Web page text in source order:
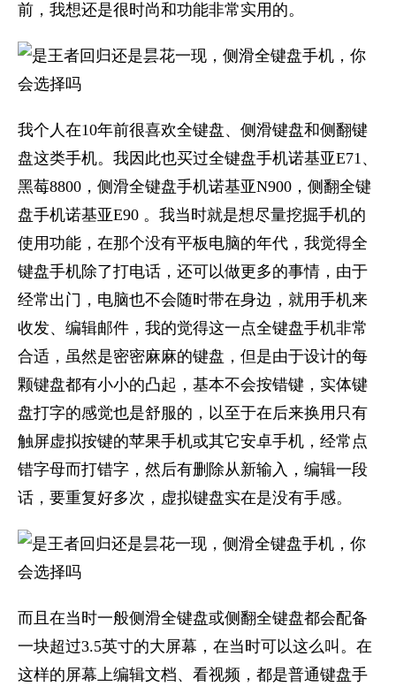
前，我想还是很时尚和功能非常实用的。
我个人在10年前很喜欢全键盘、侧滑键盘和侧翻键
盘这类手机。我因此也买过全键盘手机诺基亚E71、
黑莓8800，侧滑全键盘手机诺基亚N900，侧翻全键
盘手机诺基亚E90 。我当时就是想尽量挖掘手机的
使用功能，在那个没有平板电脑的年代，我觉得全
键盘手机除了打电话，还可以做更多的事情，由于
经常出门，电脑也不会随时带在身边，就用手机来
收发、编辑邮件，我的觉得这一点全键盘手机非常
合适，虽然是密密麻麻的键盘，但是由于设计的每
颗键盘都有小小的凸起，基本不会按错键，实体键
盘打字的感觉也是舒服的，以至于在后来换用只有
触屏虚拟按键的苹果手机或其它安卓手机，经常点
错字母而打错字，然后有删除从新输入，编辑一段
话，要重复好多次，虚拟键盘实在是没有手感。
而且在当时一般侧滑全键盘或侧翻全键盘都会配备
一块超过3.5英寸的大屏幕，在当时可以这么叫。在
这样的屏幕上编辑文档、看视频，都是普通键盘手